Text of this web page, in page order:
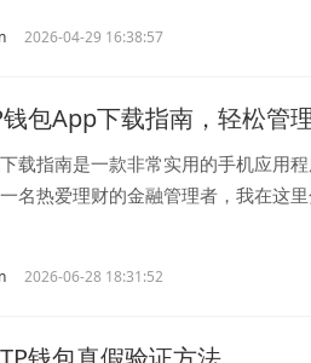
2026-04-29 16:38:57
包App下载指南，轻松管
载指南是一款非常实用的手机应用
名热爱理财的金融管理者，我在这
2026-06-28 18:31:52